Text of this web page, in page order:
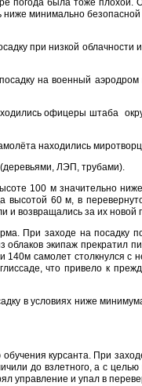
погода была тоже плохой.
минимально
при низкой облачности
на военный
офицеры штаба
находились
ЛЭП, трубами).
100 м значительно
высотой 60 м, в
и возвращались за их новой
При заходе на посадку
экипаж прекратил
140м самолет столкнулся
что привело к
в условиях ниже
курсанта. При
до взлетного, а с
управление и упал в